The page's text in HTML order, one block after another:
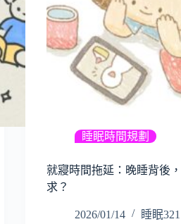
睡眠時間規劃
就寢時間拖延：晚睡背後
求？
2026/01/14 睡眠321